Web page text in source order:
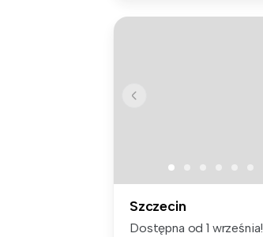
Szczecin
Dostępna od 1 września!